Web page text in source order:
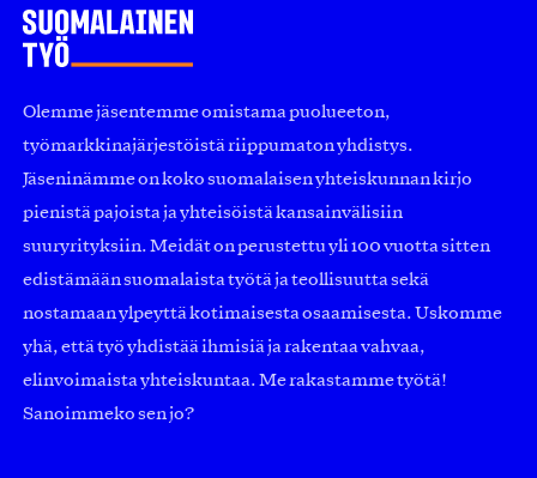
Olemme jäsentemme omistama puolueeton,
työmarkkinajärjestöistä riippumaton yhdistys.
Jäseninämme on koko suomalaisen yhteiskunnan kirjo
pienistä pajoista ja yhteisöistä kansainvälisiin
suuryrityksiin. Meidät on perustettu yli 100 vuotta sitten
edistämään suomalaista työtä ja teollisuutta sekä
nostamaan ylpeyttä kotimaisesta osaamisesta. Uskomme
yhä, että työ yhdistää ihmisiä ja rakentaa vahvaa,
elinvoimaista yhteiskuntaa. Me rakastamme työtä!
Sanoimmeko sen jo?